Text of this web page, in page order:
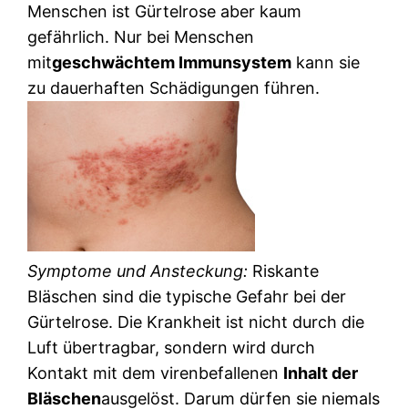
Menschen ist Gürtelrose aber kaum
gefährlich. Nur bei Menschen
mitgeschwächtem Immunsystem kann sie
zu dauerhaften Schädigungen führen.
Symptome und Ansteckung: Riskante
Bläschen sind die typische Gefahr bei der
Gürtelrose. Die Krankheit ist nicht durch die
Luft übertragbar, sondern wird durch
Kontakt mit dem virenbefallenen Inhalt der
Bläschenausgelöst. Darum dürfen sie niemals